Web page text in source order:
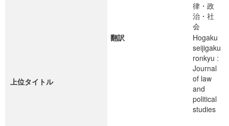
上位タイトル
律・政
治・社
会
翻訳
Hogaku
seijigaku
ronkyu :
Journal
of law
and
political
studies